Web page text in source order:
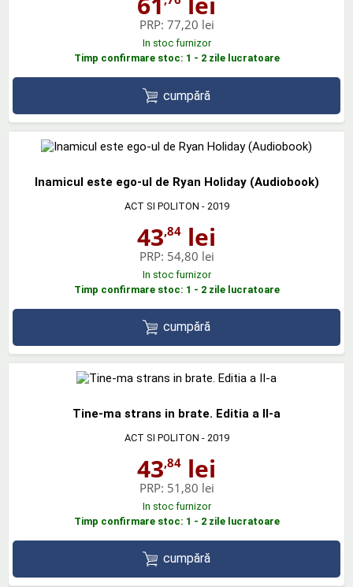
PRP: 77,20 lei
In stoc furnizor
Timp confirmare stoc: 1 - 2 zile lucratoare
cumpără
Inamicul este ego-ul de Ryan Holiday (Audiobook)
ACT SI POLITON - 2019
43,84 lei
PRP: 54,80 lei
In stoc furnizor
Timp confirmare stoc: 1 - 2 zile lucratoare
cumpără
Tine-ma strans in brate. Editia a II-a
ACT SI POLITON - 2019
43,84 lei
PRP: 51,80 lei
In stoc furnizor
Timp confirmare stoc: 1 - 2 zile lucratoare
cumpără